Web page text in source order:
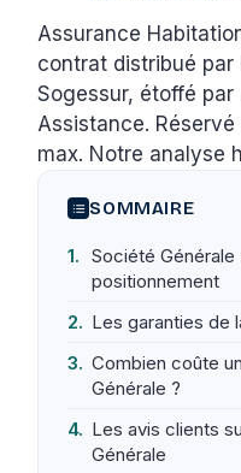
Assurance
contrat distribué par
Sogessur, étoffé par
Assistance.
max. Notre analyse
SOMMAIRE
Société
positionnement
Les garanties de
Combien coûte
Générale ?
Les avis clients
Générale